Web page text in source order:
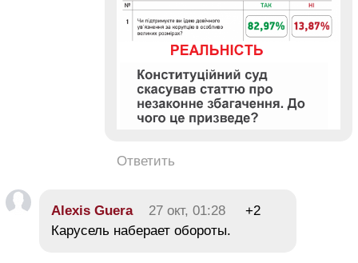
Ответить
Alexis Guera 27 окт, 01:28
+2
Карусель наберает обороты.